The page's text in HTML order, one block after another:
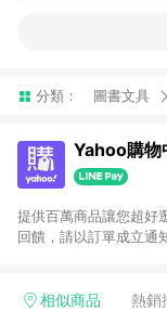
分類： 圖書文具
Yahoo購物
提供百萬商品讓您超好
回饋，請以訂單成立通知為準 1. 請注意以下品類商
電玩/遊戲/相機/單眼/
相似商品 熱銷